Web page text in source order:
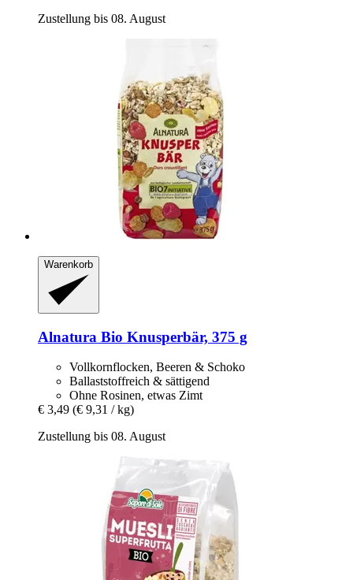
Zustellung bis 08. August
Warenkorb
Alnatura Bio Knusperbär, 375 g
Vollkornflocken, Beeren & Schoko
Ballaststoffreich & sättigend
Ohne Rosinen, etwas Zimt
€ 3,49 (€ 9,31 / kg)
Zustellung bis 08. August